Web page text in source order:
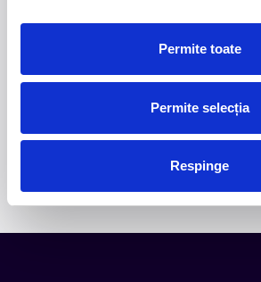
Permite toate
Permite selecția
Respinge
Sala Palatului, legenda disco Liz
originală a celebrului grup Boney
dedicat celor 50 de ani de muzică